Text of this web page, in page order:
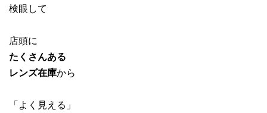
検眼して
店頭に
たくさんある
レンズ在庫から
「よく見える」